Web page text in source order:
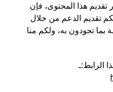
تقديم هذا المحتوى، فإن
تقديم الدعم من خلال
بما تجودون به، ولكم منا
الرابط:ـ